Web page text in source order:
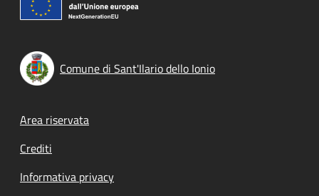
Comune di Sant'Ilario dello Ionio
Footer menu
Area riservata
Crediti
Informativa privacy